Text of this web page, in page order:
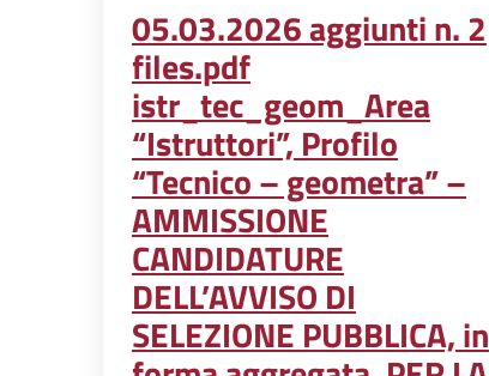
05.03.2026 aggiunti n. 2
files.pdf
istr_tec_geom_Area
“Istruttori”, Profilo
“Tecnico – geometra” –
AMMISSIONE
CANDIDATURE
DELL’AVVISO DI
SELEZIONE PUBBLICA, in